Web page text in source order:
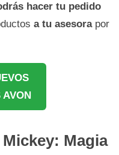
hacer tu pedido
a tu asesora por
AVON
Magia